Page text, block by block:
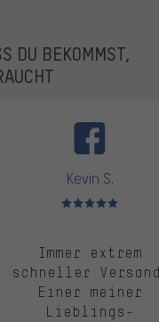
DU BEKOMMST,
Kevin S.
Bewertungen: 5 von 5
Immer extrem
schneller
Einer meiner
Lieblings-